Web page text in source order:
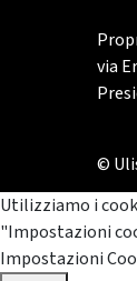
via
©
Utilizziamo i
"Impostazioni
Impostazioni